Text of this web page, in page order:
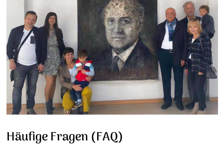
Häufige Fragen (FAQ)